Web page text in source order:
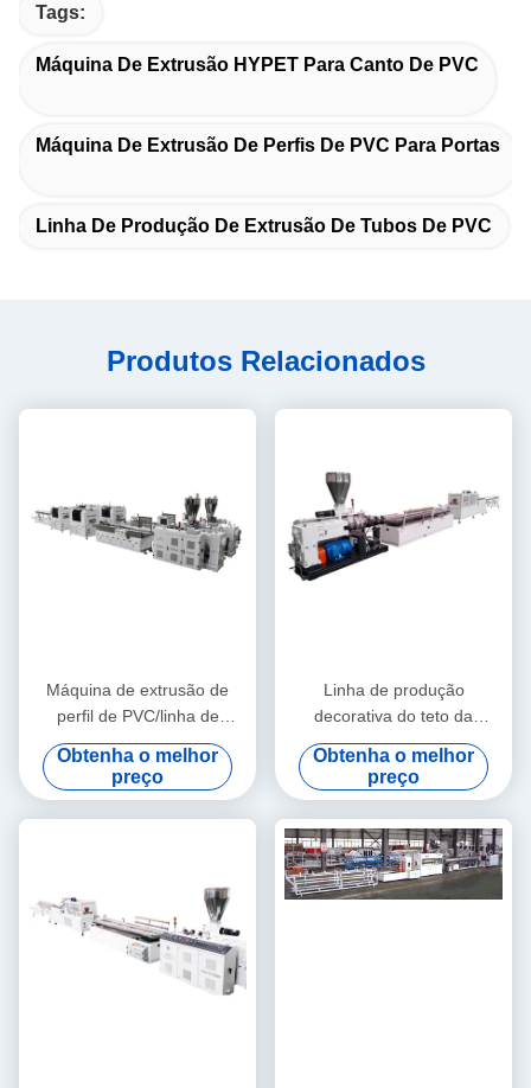
Tags:
Máquina De Extrusão HYPET Para Canto De PVC
Máquina De Extrusão De Perfis De PVC Para Portas
Linha De Produção De Extrusão De Tubos De PVC
Produtos Relacionados
Máquina de extrusão de
perfil de PVC/linha de
extrusão de perfil de PVC
Obtenha o melhor
preço
Linha de produção
decorativa do teto da
máquina da extrusão do
perfil de WPC/WPC
Obtenha o melhor
preço